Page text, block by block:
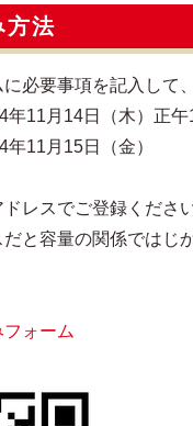
方法
必要事項を記入して
年11月14日（木）正
11月15日（金）
レスでご登録ください
と容量の関係ではじ
ォーム